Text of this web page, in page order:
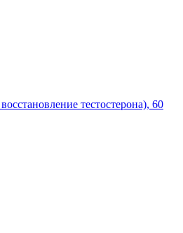
тестостерона), 60